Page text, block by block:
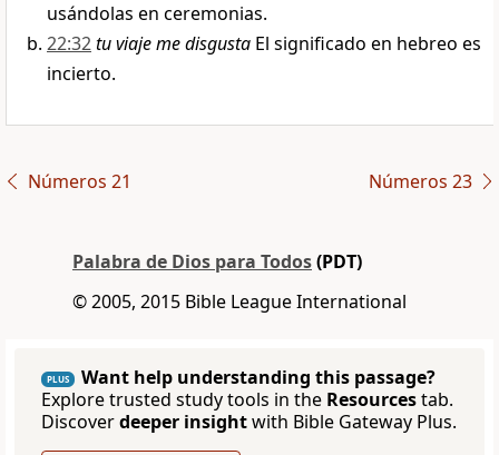
usándolas en ceremonias.
22:32tu viaje me disgusta El significado en hebreo es
incierto.
Números 21 Números 23
Palabra de Dios para Todos(PDT)
© 2005, 2015 Bible League International
PLUS
Want help understanding this passage?
Explore trusted study tools in the Resourcestab.
Discoverdeeper insightwith Bible Gateway Plus.